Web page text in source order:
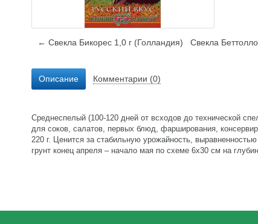
← Свекла Бикорес 1,0 г (Голландия) Свекла
Описание Комментарии (0)
Среднеспелый (100-120 дней от всходов до технической
для соков, салатов, первых блюд, фарширования,
220 г. Ценится за стабильную урожайность,
грунт конец апреля – начало мая по схеме 6х30 см на